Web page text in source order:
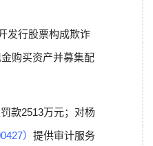
发行股票构成欺诈
购买资产并募集配
款2513万元；对杨
） 提供审计服务